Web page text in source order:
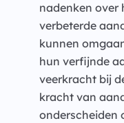
nadenken over
verbeterde
kunnen
hun verfijnde
veerkracht bij
kracht van
onderscheiden